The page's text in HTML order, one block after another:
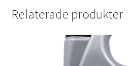
Relaterade produkter